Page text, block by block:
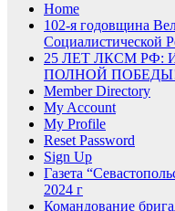
Home
102-я годовщина
Социалистической
25 ЛЕТ ЛКСМ РФ:
ПОЛНОЙ
Member Directory
My Account
My Profile
Reset Password
Sign Up
Газета
2024 г
Командование